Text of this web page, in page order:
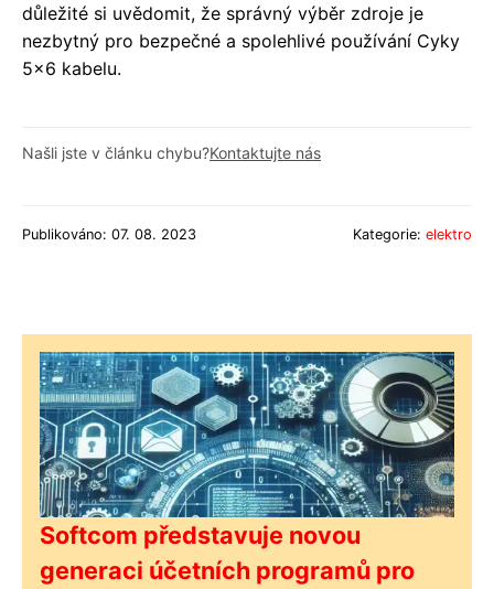
důležité si uvědomit, že správný výběr zdroje je
nezbytný pro bezpečné a spolehlivé používání Cyky
5x6 kabelu.
Našli jste v článku chybu?Kontaktujte nás
Publikováno: 07. 08. 2023 Kategorie: elektro
Softcom představuje novou
generaci účetních programů pro